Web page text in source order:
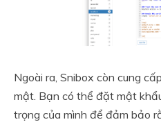
Ngoài ra, Snibox còn cung
mật. Bạn có thể đặt mật
trọng của mình để đảm bảo